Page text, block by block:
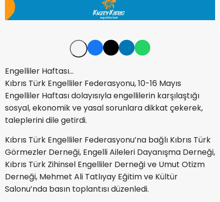
Engelliler Haftası…
Kıbrıs Türk Engelliler Federasyonu, 10-16 Mayıs
Engelliler Haftası dolayısıyla engellilerin karşılaştığı
sosyal, ekonomik ve yasal sorunlara dikkat çekerek,
taleplerini dile getirdi.
Kıbrıs Türk Engelliler Federasyonu’na bağlı Kıbrıs Türk
Görmezler Derneği, Engelli Aileleri Dayanışma Derneği,
Kıbrıs Türk Zihinsel Engelliler Derneği ve Umut Otizm
Derneği, Mehmet Ali Tatlıyay Eğitim ve Kültür
Salonu’nda basın toplantısı düzenledi.